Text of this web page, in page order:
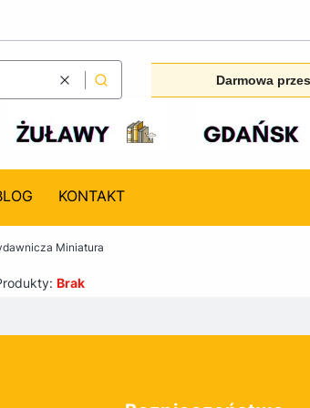
WyczyśćSzukaj Darmowa
KONTAKT
Miniatura
Brak